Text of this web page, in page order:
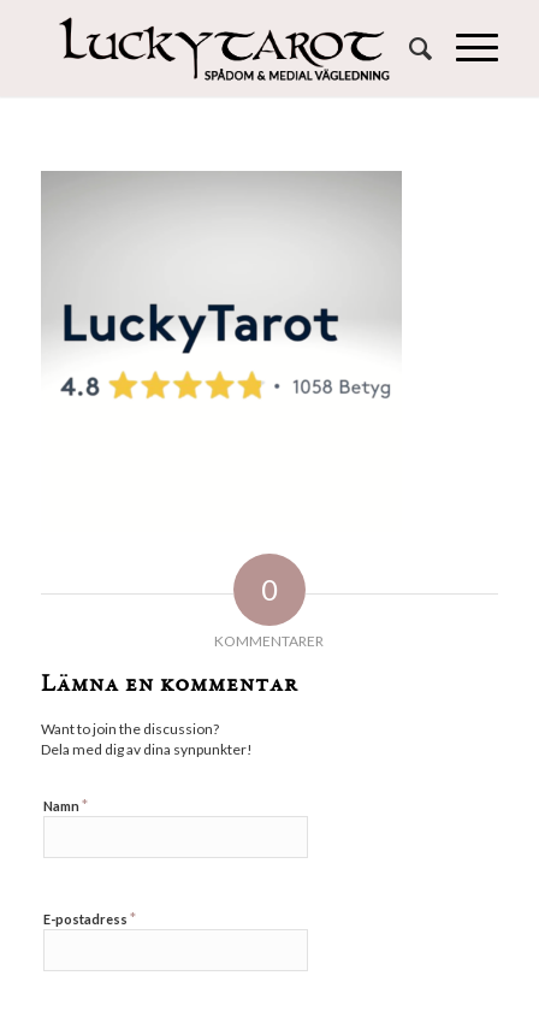
0
KOMMENTARER
Lämna en kommentar
Want to join the discussion?
Dela med dig av dina synpunkter!
Namn *
E-postadress *